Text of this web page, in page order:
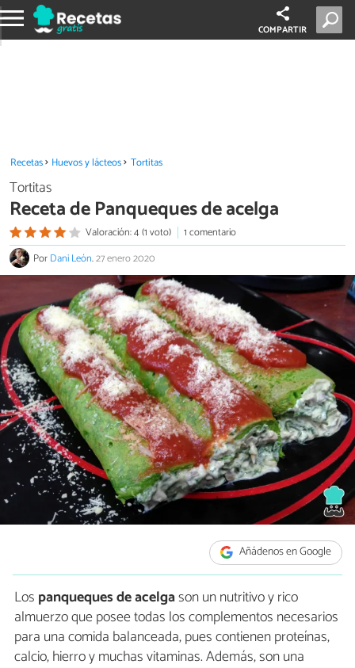
COMPARTIR
Recetas Huevos y lácteos Tortitas
Tortitas
Receta de Panqueques de acelga
Valoración: 4 (1 voto)
1 comentario
PorDani León.27 enero 2020
Añádenos en Google
Los panqueques de acelgason un nutritivo y rico
almuerzo que posee todas los complementos necesarios
para una comida balanceada, pues contienen proteínas,
calcio, hierro y muchas vitaminas. Además, son una